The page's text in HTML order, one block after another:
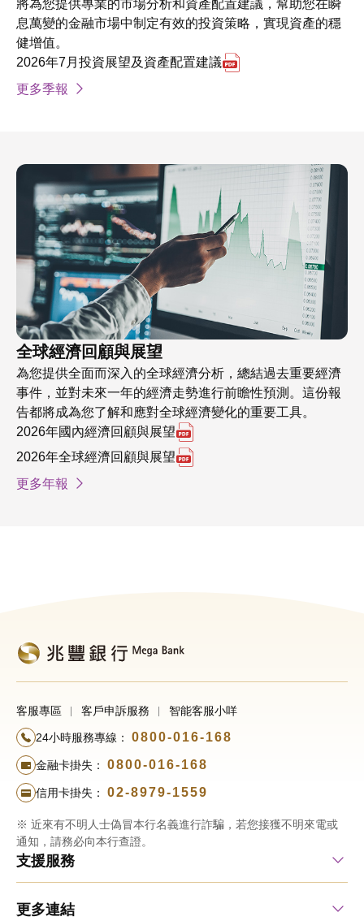
將為您提供專業的市場分析和資產配置建議，幫助您在瞬
息萬變的金融市場中制定有效的投資策略，實現資產的穩
健增值。
2026年7月投資展望及資產配置建議
更多季報
全球經濟回顧與展望
為您提供全面而深入的全球經濟分析，總結過去重要經濟
事件，並對未來一年的經濟走勢進行前瞻性預測。這份報
告都將成為您了解和應對全球經濟變化的重要工具。
2026年國內經濟回顧與展望
2026年全球經濟回顧與展望
更多年報
客服專區 客戶申訴服務 智能客服小咩
24小時服務專線： 0800-016-168
金融卡掛失： 0800-016-168
信用卡掛失： 02-8979-1559
※ 近來有不明人士偽冒本行名義進行詐騙，若您接獲不明來電或
通知，請務必向本行查證。
支援服務
更多連結